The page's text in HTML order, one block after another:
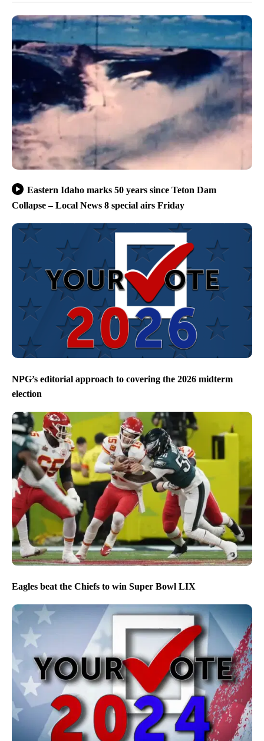
Eastern Idaho marks 50 years since Teton Dam
Collapse – Local News 8 special airs Friday
NPG’s editorial approach to covering the 2026 midterm
election
Eagles beat the Chiefs to win Super Bowl LIX